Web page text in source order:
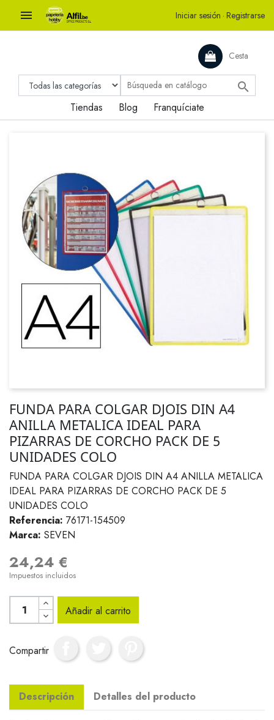
 Iniciar sesión · Registrarse
Cesta

Tiendas Blog Franquíciate
FUNDA PARA COLGAR DJOIS DIN A4
ANILLA METALICA IDEAL PARA
PIZARRAS DE CORCHO PACK DE 5
UNIDADES COLO
FUNDA PARA COLGAR DJOIS DIN A4 ANILLA METALICA
IDEAL PARA PIZARRAS DE CORCHO PACK DE 5
UNIDADES COLO
Referencia: 76171-154509
Marca: SEVEN
24,24 €
Impuestos incluidos
Añadir al carrito
Compartir
Descripción Detalles del producto